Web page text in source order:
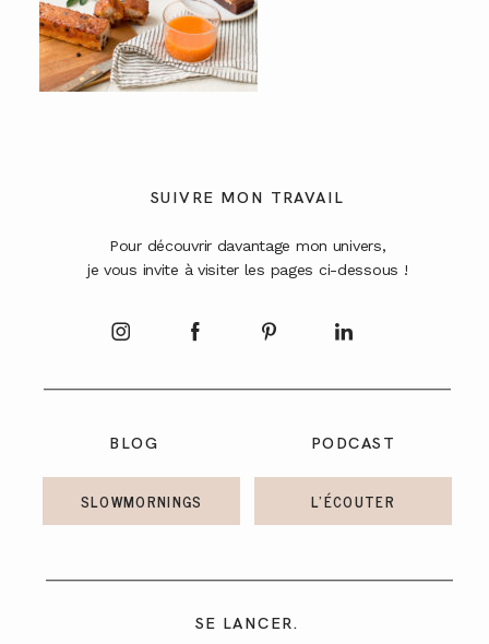
BLOG
SE LANCER.
SUIVRE MON TRAVAIL
SLOWMORNINGS
Pour découvrir davantage mon univers,
je vous invite à visiter les pages ci-dessous !
PODCAST
L'ÉCOUTER
SERVICES
CONTACT